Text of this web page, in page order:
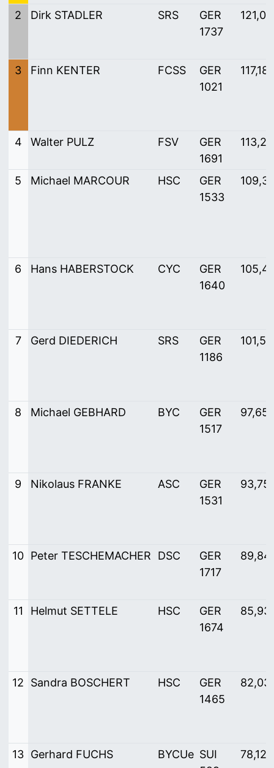
2 Dirk STADLER SRS
GER
1737
3 Finn KENTER FCSS
GER
1021
4 Walter PULZ FSV
GER
1691
5 Michael MARCOUR HSC
GER
1533
6 Hans HABERSTOCK CYC
GER
1640
7 Gerd DIEDERICH SRS
GER
1186
8 Michael GEBHARD BYC
GER
1517
9 Nikolaus FRANKE ASC
GER
1531
10 Peter TESCHEMACHER DSC
GER
1717
11 Helmut SETTELE HSC
GER
1674
12 Sandra BOSCHERT HSC
GER
1465
13 Gerhard FUCHS BYCUe SUI
78,125